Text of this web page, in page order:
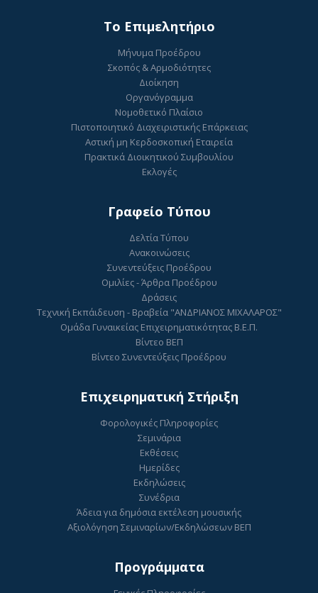
To Επιμελητήριο
Μήνυμα Προέδρου
Σκοπός & Αρμοδιότητες
Διοίκηση
Οργανόγραμμα
Νομοθετικό Πλαίσιο
Πιστοποιητικό Διαχειριστικής Επάρκειας
Αστική μη Κερδοσκοπική Εταιρεία
Πρακτικά Διοικητικού Συμβουλίου
Εκλογές
Γραφείο Τύπου
Δελτία Τύπου
Ανακοινώσεις
Συνεντεύξεις Προέδρου
Ομιλίες - Άρθρα Προέδρου
Δράσεις
Τεχνική Εκπάιδευση - Βραβεία "ΑΝΔΡΙΑΝΟΣ ΜΙΧΑΛΑΡΟΣ"
Ομάδα Γυναικείας Επιχειρηματικότητας Β.Ε.Π.
Βίντεο ΒΕΠ
Βίντεο Συνεντεύξεις Προέδρου
Επιχειρηματική Στήριξη
Φορολογικές Πληροφορίες
Σεμινάρια
Εκθέσεις
Ημερίδες
Εκδηλώσεις
Συνέδρια
Άδεια για δημόσια εκτέλεση μουσικής
Αξιολόγηση Σεμιναρίων/Εκδηλώσεων ΒΕΠ
Προγράμματα